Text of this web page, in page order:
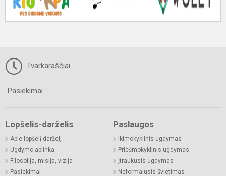
Tvarkaraščiai
Pasiekimai
Lopšelis-darželis
Apie lopšelį-darželį
Ugdymo aplinka
Filosofija, misija, vizija
Pasiekimai
Paslaugos
Ikimokyklinis ugdymas
Priešmokyklinis ugdymas
Įtraukusis ugdymas
Neformalusis švietimas